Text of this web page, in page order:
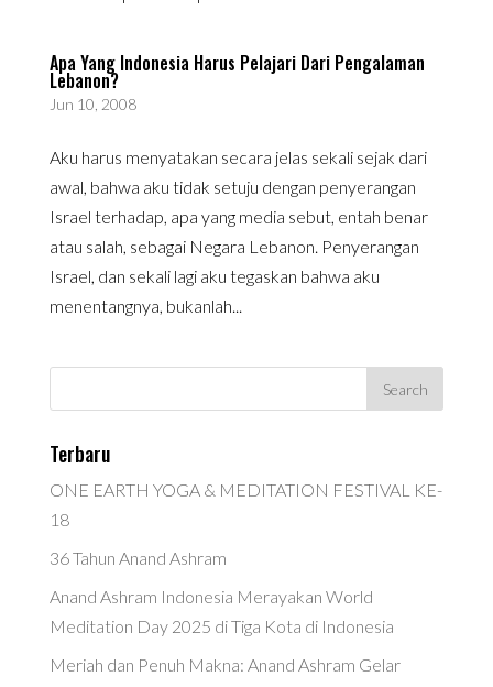
Apa Yang Indonesia Harus Pelajari Dari Pengalaman
Lebanon?
Jun 10, 2008
Aku harus menyatakan secara jelas sekali sejak dari
awal, bahwa aku tidak setuju dengan penyerangan
Israel terhadap, apa yang media sebut, entah benar
atau salah, sebagai Negara Lebanon. Penyerangan
Israel, dan sekali lagi aku tegaskan bahwa aku
menentangnya, bukanlah...
Terbaru
ONE EARTH YOGA & MEDITATION FESTIVAL KE-
18
36 Tahun Anand Ashram
Anand Ashram Indonesia Merayakan World
Meditation Day 2025 di Tiga Kota di Indonesia
Meriah dan Penuh Makna: Anand Ashram Gelar